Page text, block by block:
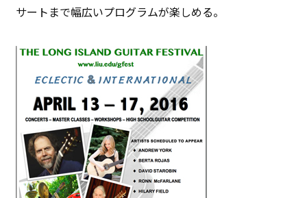
サートまで幅広いプログラムが楽しめる。